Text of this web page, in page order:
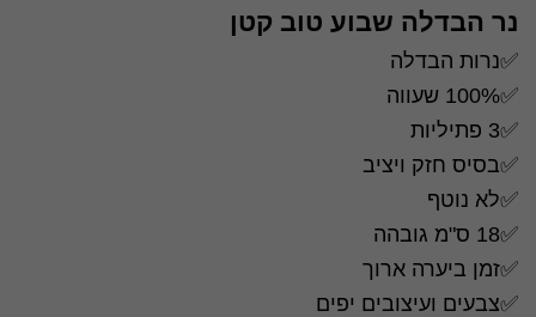
נר הבדלה שבוע טוב קטן
✅נרות הבדלה
✅100% שעווה
✅3 פתיליות
✅בסיס חזק ויציב
✅לא נוטף
✅18 ס"מ גובהה
✅זמן ביערה ארוך
✅צבעים ועיצובים יפים